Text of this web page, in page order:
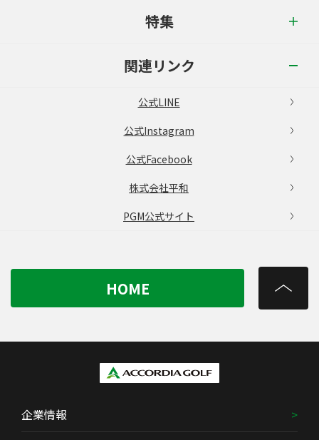
特集
関連リンク
公式LINE
公式Instagram
公式Facebook
株式会社平和
PGM公式サイト
HOME
企業情報